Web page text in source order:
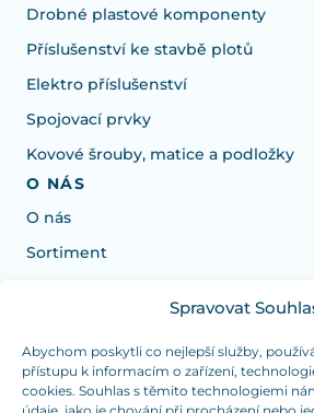
Spravovat
Abychom poskytli co nejlepší služby,
přístupu k informacím o zařízení,
cookies. Souhlas s těmito technologiemi
Drobné plastové komponenty
Příslušenství ke stavbě plotů
Elektro příslušenství
Spojovací prvky
Kovové šrouby, matice a podložky
O NÁS
O nás
Sortiment
Potrebujete poradiť s výberom?
Sme tu pre vás Pondelok-Štvrtok
a Piatok od 7:30 - 14:30 hod